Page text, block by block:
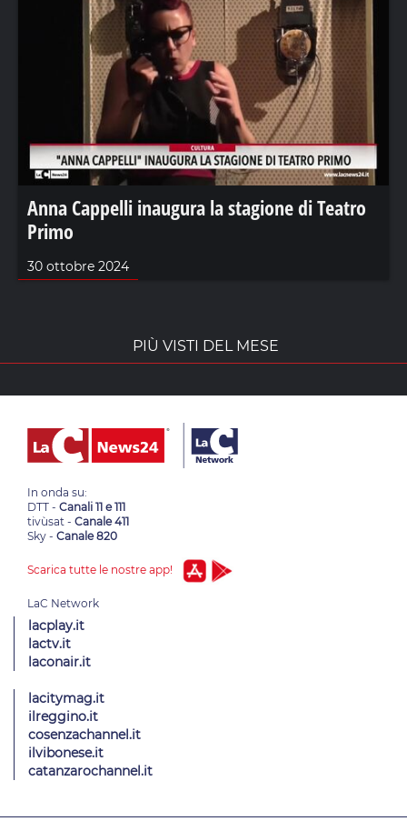
Anna Cappelli inaugura la stagione di Teatro
Primo
30 ottobre 2024
PIÙ VISTI DEL MESE
In onda su:
DTT - Canali 11 e 111
tivùsat - Canale 411
Sky - Canale 820
Scarica tutte le nostre app!
lacplay.it
lactv.it
laconair.it
lacitymag.it
ilreggino.it
cosenzachannel.it
ilvibonese.it
catanzarochannel.it